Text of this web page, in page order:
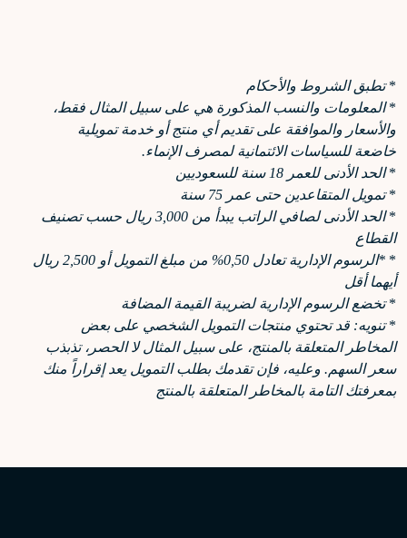
* تطبق الشروط والأحكام
* المعلومات والنسب المذكورة هي على سبيل المثال فقط،
والأسعار والموافقة على تقديم أي منتج أو خدمة تمويلية
خاضعة للسياسات الائتمانية لمصرف الإنماء.
* الحد الأدنى للعمر 18 سنة للسعوديين
* تمويل المتقاعدين حتى عمر 75 سنة
*
الحد الأدنى لصافي الراتب يبدأ من 3,000 ريال حسب تصنيف
القطاع
*
*الرسوم الإدارية تعادل 0,50% من مبلغ التمويل أو 2,500 ريال
أيهما أقل
* تخضع الرسوم الإدارية لضريبة القيمة المضافة
* تنويه: قد تحتوي منتجات التمويل الشخصي على بعض
المخاطر المتعلقة بالمنتج، على سبيل المثال لا الحصر، تذبذب
سعر السهم. وعليه، فإن تقدمك بطلب التمويل يعد إقراراً منك
بمعرفتك التامة بالمخاطر المتعلقة بالمنتج